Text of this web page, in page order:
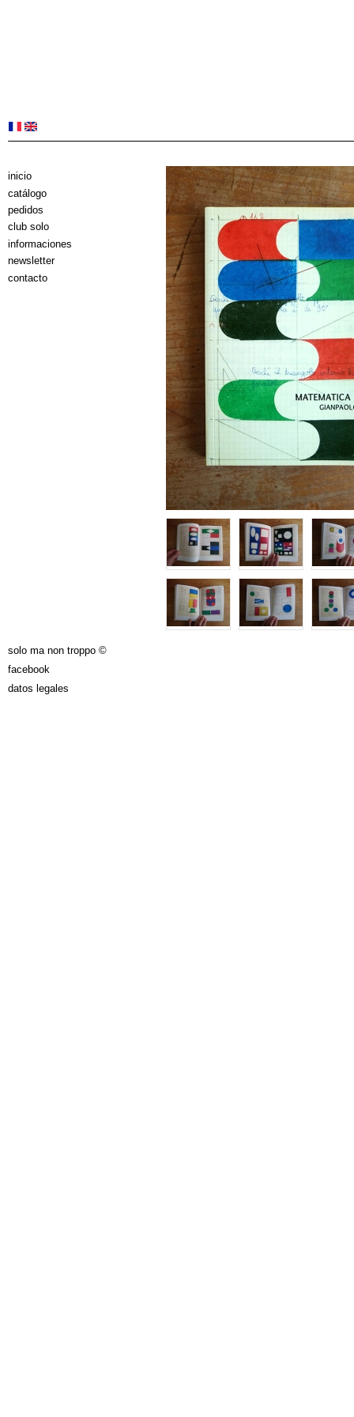
inicio
catálogo
pedidos
club solo
informaciones
newsletter
contacto
solo ma non troppo ©
facebook
datos legales